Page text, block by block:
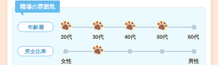
職場の雰囲気
年齢層
20代
30代 40代 50代
60代
男女比率
女性
男性